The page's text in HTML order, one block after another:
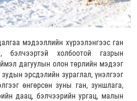
мэдээллийн хүрээлэнгээс ган
бэлчээртэй холбоотой газрын
дагуулын олон төрлийн мэдээг
эрсдэлийн зураглал, үнэлгээг
өнгөрсөн зуны ган, зуншлага,
даац, бэлчээрийн ургац, малын